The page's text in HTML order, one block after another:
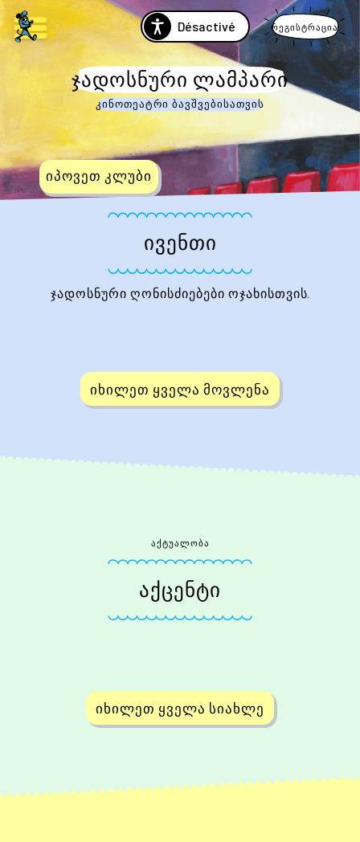
Désactivé რეგისტრაცია
ᲯᲐᲓᲝᲡᲜᲣᲠᲘ ᲚᲐᲛᲞᲐᲠᲘ
კინოთეატრი ბავშვებისათვის
იპოვეთ კლუბი
ᲘᲕᲔᲜᲗᲘ
ჯადოსნური ღონისძიებები ოჯახისთვის.
იხილეთ ყველა მოვლენა
აქტუალობა
ᲐᲥᲪᲔᲜᲢᲘ
იხილეთ ყველა სიახლე